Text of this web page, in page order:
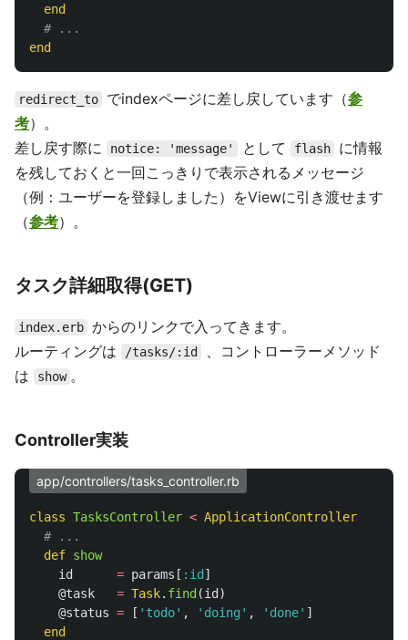
end
# ...
end
redirect_to でindexページに差し戻しています（参
考）。
差し戻す際に
notice: 'message' として flash
に情報
を残しておくと一回こっきりで表示されるメッセージ
（例：ユーザーを登録しました）をViewに引き渡せます
（参考）。
タスク詳細取得(GET)
index.erb からのリンクで入ってきます。
ルーティングは
/tasks/:id
、コントローラーメソッド
は
show 。
Controller実装
app/controllers/tasks_controller.rb
class TasksController < ApplicationController
# ...
def show
id
= params [ :id ]
@task
= Task. find (id )
@status = [ 'todo' , 'doing' , 'done' ]
end